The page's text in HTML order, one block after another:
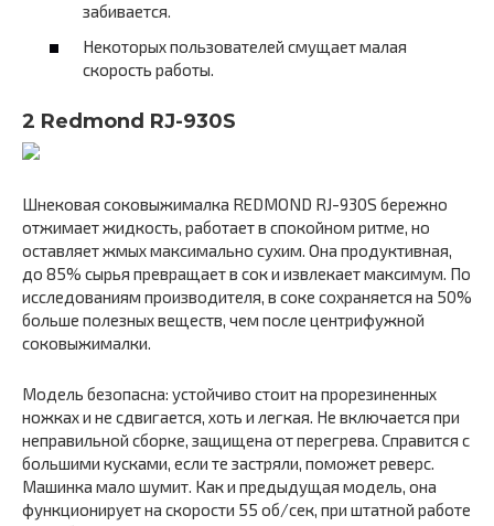
забивается.
Некоторых пользователей смущает малая
скорость работы.
2 Redmond RJ-930S
Шнековая соковыжималка REDMOND RJ-930S бережно
отжимает жидкость, работает в спокойном ритме, но
оставляет жмых максимально сухим. Она продуктивная,
до 85% сырья превращает в сок и извлекает максимум. По
исследованиям производителя, в соке сохраняется на 50%
больше полезных веществ, чем после центрифужной
соковыжималки.
Модель безопасна: устойчиво стоит на прорезиненных
ножках и не сдвигается, хоть и легкая. Не включается при
неправильной сборке, защищена от перегрева. Справится с
большими кусками, если те застряли, поможет реверс.
Машинка мало шумит. Как и предыдущая модель, она
функционирует на скорости 55 об/сек, при штатной работе